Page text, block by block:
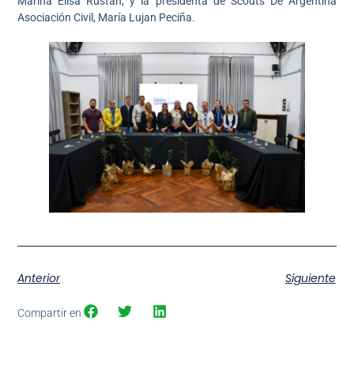
Asociación Civil, María Lujan Peciña.
Anterior Siguiente
Compartir en